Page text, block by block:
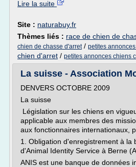
Lire la suite
Site : naturabuy.fr
Thèmes liés : race de chien de
chien de chasse d'arret/ petites
chien d'arret / petites annonces chiens
La suisse - Association
DENVERS OCTOBRE 2009
La suisse
Législation sur les chiens en
applicable aux membres des
aux fonctionnaires internationaux,
1. Obligation d'enregistrement à la
d'Animal Identity Service à Berne
ANIS est une banque de données